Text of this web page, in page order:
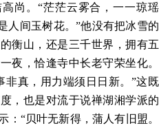
尚。 “茫茫云雾合，一一琼瑶
人间玉树花。”他没有把冰雪的
衡山，还是三千世界，拥有五
一夜，恰逢寺中长老守荣坐化。
非真，用力端须日日新。”这既
，也是对流于说禅湖湘学派的
：“贝叶无新得，蒲人有旧盟。